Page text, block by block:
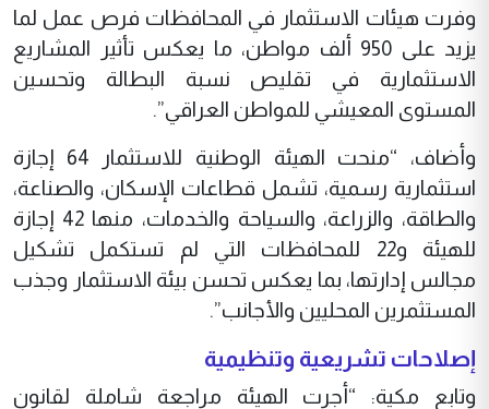
وفرت هيئات الاستثمار في المحافظات فرص عمل لما
يزيد على 950 ألف مواطن، ما يعكس تأثير المشاريع
الاستثمارية في تقليص نسبة البطالة وتحسين
المستوى المعيشي للمواطن العراقي”.
وأضاف، “منحت الهيئة الوطنية للاستثمار 64 إجازة
استثمارية رسمية، تشمل قطاعات الإسكان، والصناعة،
والطاقة، والزراعة، والسياحة والخدمات، منها 42 إجازة
للهيئة و22 للمحافظات التي لم تستكمل تشكيل
مجالس إدارتها، بما يعكس تحسن بيئة الاستثمار وجذب
المستثمرين المحليين والأجانب”.
إصلاحات تشريعية وتنظيمية
وتابع مكية: “أجرت الهيئة مراجعة شاملة لقانون